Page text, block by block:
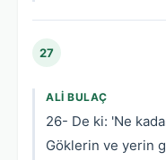
27
ALI BULAÇ
26- De ki: 'Ne
Göklerin ve yerin